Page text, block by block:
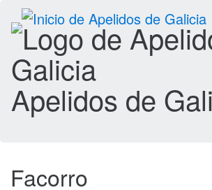
Apelidos de
Facorro